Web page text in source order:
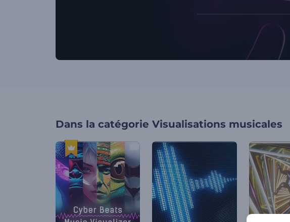
Dans la catégorie Visualisations musicales